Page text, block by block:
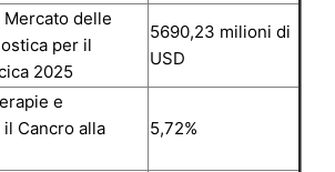
delle
per il
2025
5690,23 milioni di
USD
e
Cancro alla
5,72%